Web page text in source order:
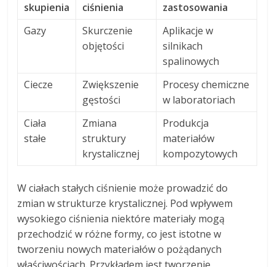
skupienia
ciśnienia
zastosowania
Gazy
Skurczenie
objętości
Aplikacje w
silnikach
spalinowych
Ciecze
Zwiększenie
gęstości
Procesy chemiczne
w laboratoriach
Ciała
stałe
Zmiana
struktury
krystalicznej
Produkcja
materiałów
kompozytowych
W ciałach stałych ciśnienie może prowadzić do
zmian w strukturze krystalicznej. Pod wpływem
wysokiego ciśnienia niektóre materiały mogą
przechodzić w różne formy, co jest istotne w
tworzeniu nowych materiałów o pożądanych